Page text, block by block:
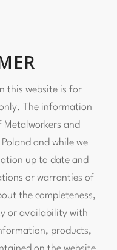
this website is for
The information
Metalworkers and
and while we
up to date and
or warranties of
the completeness,
or availability with
products,